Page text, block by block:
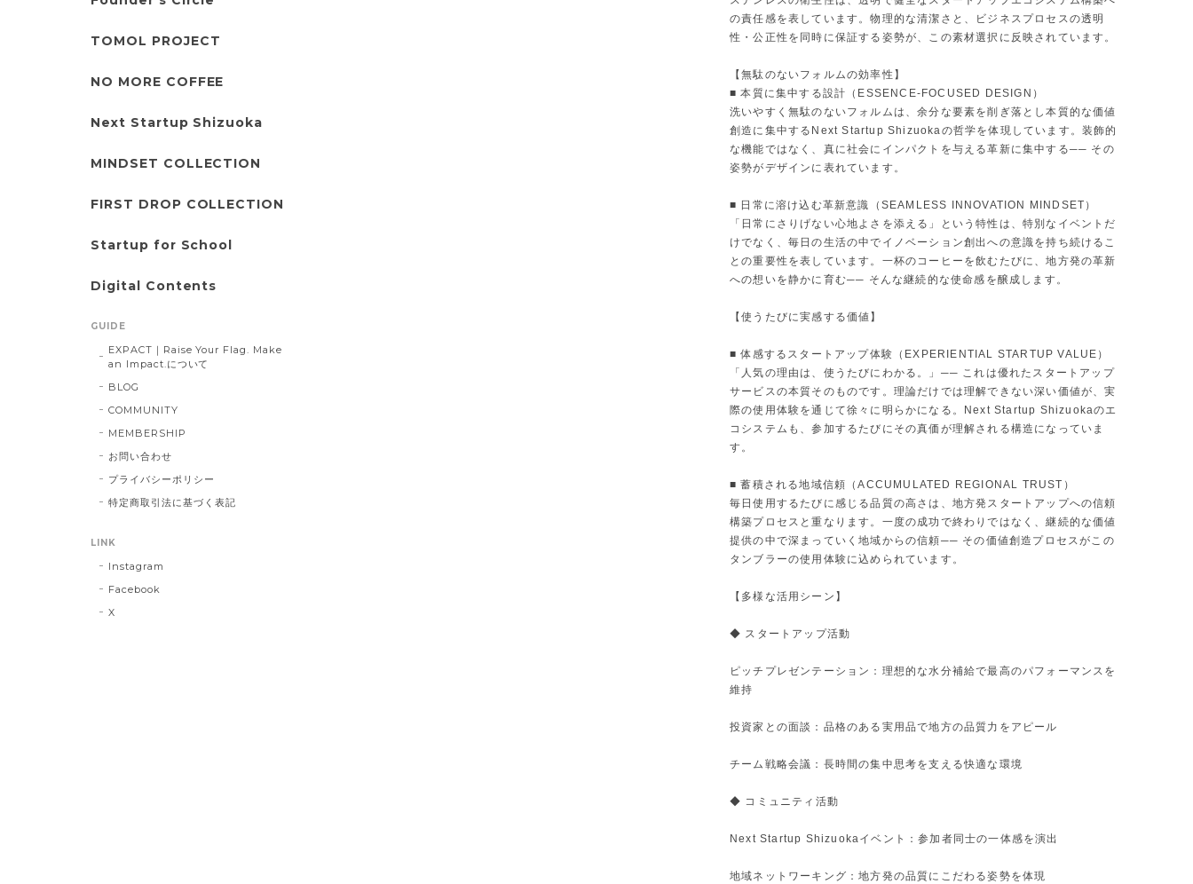
の責任感を表しています。物理的な清潔さと、ビジネスプロセスの透明
性・公正性を同時に保証する姿勢が、この素材選択に反映されています。
【無駄のないフォルムの効率性】
■ 本質に集中する設計（ESSENCE-FOCUSED DESIGN）
洗いやすく無駄のないフォルムは、余分な要素を削ぎ落とし本質的な価値
創造に集中するNext Startup Shizuokaの哲学を体現しています。装飾的
な機能ではなく、真に社会にインパクトを与える革新に集中する── その
姿勢がデザインに表れています。
■ 日常に溶け込む革新意識（SEAMLESS INNOVATION MINDSET）
「日常にさりげない心地よさを添える」という特性は、特別なイベントだ
けでなく、毎日の生活の中でイノベーション創出への意識を持ち続けるこ
との重要性を表しています。一杯のコーヒーを飲むたびに、地方発の革新
への想いを静かに育む── そんな継続的な使命感を醸成します。
【使うたびに実感する価値】
■ 体感するスタートアップ体験（EXPERIENTIAL STARTUP VALUE）
「人気の理由は、使うたびにわかる。」── これは優れたスタートアップ
サービスの本質そのものです。理論だけでは理解できない深い価値が、実
際の使用体験を通じて徐々に明らかになる。Next Startup Shizuokaのエ
コシステムも、参加するたびにその真価が理解される構造になっていま
す。
■ 蓄積される地域信頼（ACCUMULATED REGIONAL TRUST）
毎日使用するたびに感じる品質の高さは、地方発スタートアップへの信頼
構築プロセスと重なります。一度の成功で終わりではなく、継続的な価値
提供の中で深まっていく地域からの信頼── その価値創造プロセスがこの
タンブラーの使用体験に込められています。
【多様な活用シーン】
◆ スタートアップ活動
ピッチプレゼンテーション：理想的な水分補給で最高のパフォーマンスを
維持
投資家との面談：品格のある実用品で地方の品質力をアピール
チーム戦略会議：長時間の集中思考を支える快適な環境
◆ コミュニティ活動
Next Startup Shizuokaイベント：参加者同士の一体感を演出
地域ネットワーキング：地方発の品質にこだわる姿勢を体現
TOMOL PROJECT
NO MORE COFFEE
Next Startup Shizuoka
MINDSET COLLECTION
FIRST DROP COLLECTION
Startup for School
Digital Contents
GUIDE
EXPACT｜Raise Your Flag. Make
an Impact.について
BLOG
COMMUNITY
MEMBERSHIP
お問い合わせ
プライバシーポリシー
特定商取引法に基づく表記
LINK
Instagram
Facebook
X